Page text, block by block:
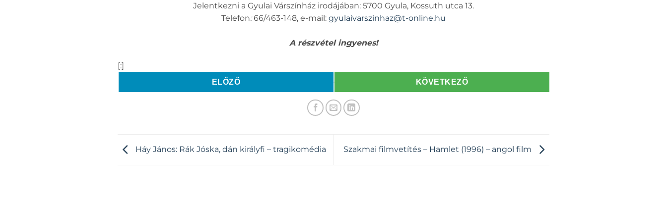
Jelentkezni a Gyulai Várszínház irodájában: 5700 Gyula, Kossuth utca 13.
Telefon:66/463-148, e-mail: gyulaivarszinhaz@t-online.hu
A részvétel ingyenes!
[:]
ELŐZŐ KÖVETKEZŐ
Háy János: Rák Jóska, dán királyfi – tragikomédia Szakmai filmvetítés – Hamlet (1996) – angol film